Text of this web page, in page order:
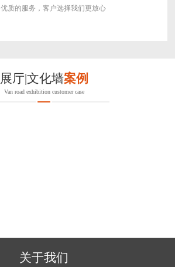
优质的服务，客户选择我们更放心
展厅|文化墙案例
Van road exhibition customer case
关于我们